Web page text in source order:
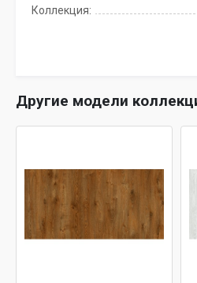
Коллекция:
Другие модели